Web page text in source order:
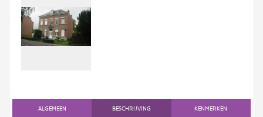
Gebeurtenis
Persoon of collectief
AanmeldenALGEMEEN BESCHRIJVING KENMERKEN